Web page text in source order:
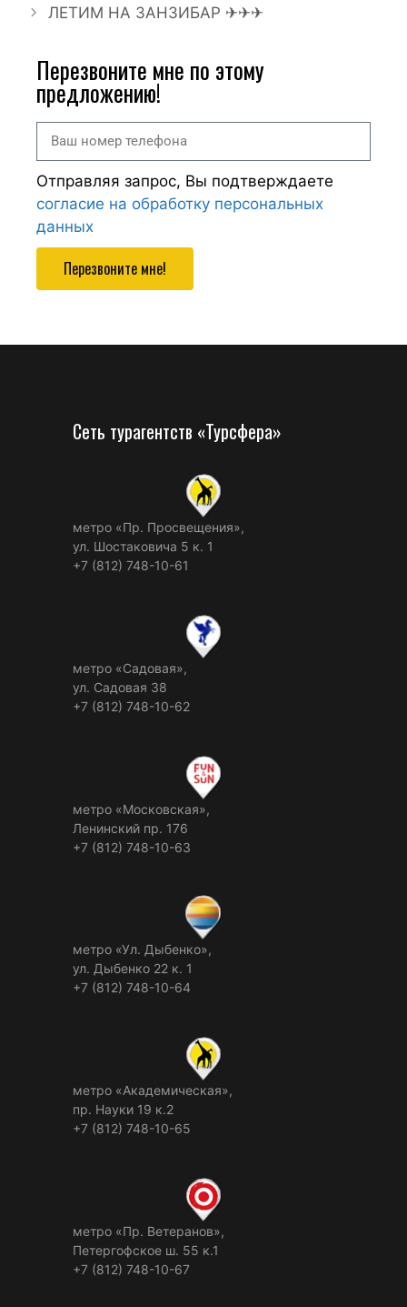
ЛЕТИМ НА ЗАНЗИБАР ✈✈✈
Перезвоните мне по этому
предложению!
Отправляя запрос, Вы подтверждаете
согласие на обработку персональных
данных
Перезвоните мне!
Сеть турагентств «Турсфера»
метро «Пр. Просвещения»,
ул. Шостаковича 5 к. 1
+7 (812) 748-10-61
метро «Садовая»,
ул. Садовая 38
+7 (812) 748-10-62
метро «Московская»,
Ленинский пр. 176
+7 (812) 748-10-63
метро «Ул. Дыбенко»,
ул. Дыбенко 22 к. 1
+7 (812) 748-10-64
метро «Академическая»,
пр. Науки 19 к.2
+7 (812) 748-10-65
метро «Пр. Ветеранов»,
Петергофское ш. 55 к.1
+7 (812) 748-10-67